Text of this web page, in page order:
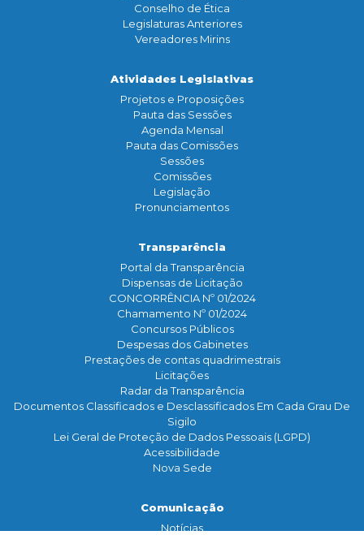
Conselho de Ética
Legislaturas Anteriores
Vereadores Mirins
Atividades Legislativas
Projetos e Proposições
Pauta das Sessões
Agenda Mensal
Pauta das Comissões
Sessões
Comissões
Legislação
Pronunciamentos
Transparência
Portal da Transparência
Dispensas de Licitação
CONCORRÊNCIA Nº 01/2024
Chamamento Nº 01/2024
Concursos Públicos
Despesas dos Gabinetes
Prestações de contas quadrimestrais
Licitações
Radar da Transparência
Documentos Classificados e Desclassificados Em Cada Grau De
Sigilo
Lei Geral de Proteção de Dados Pessoais (LGPD)
Acessibilidade
Nova Sede
Comunicação
Notícias